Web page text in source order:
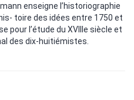
enseigne l’historiographie
toire des idées entre 1750 et
pour l’étude du XVIIIe siècle et
des dix-huitiémistes.